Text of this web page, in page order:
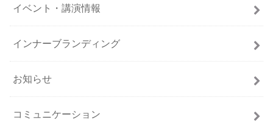
イベント・講演情報
インナーブランディング
お知らせ
コミュニケーション